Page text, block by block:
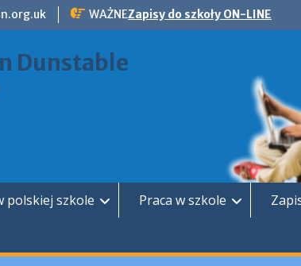
WAŻNEZapisy do szkoły ON-LINE
Dunstable
polskiej szkole Praca w szkole